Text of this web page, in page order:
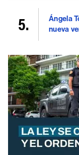
Ángela
nueva